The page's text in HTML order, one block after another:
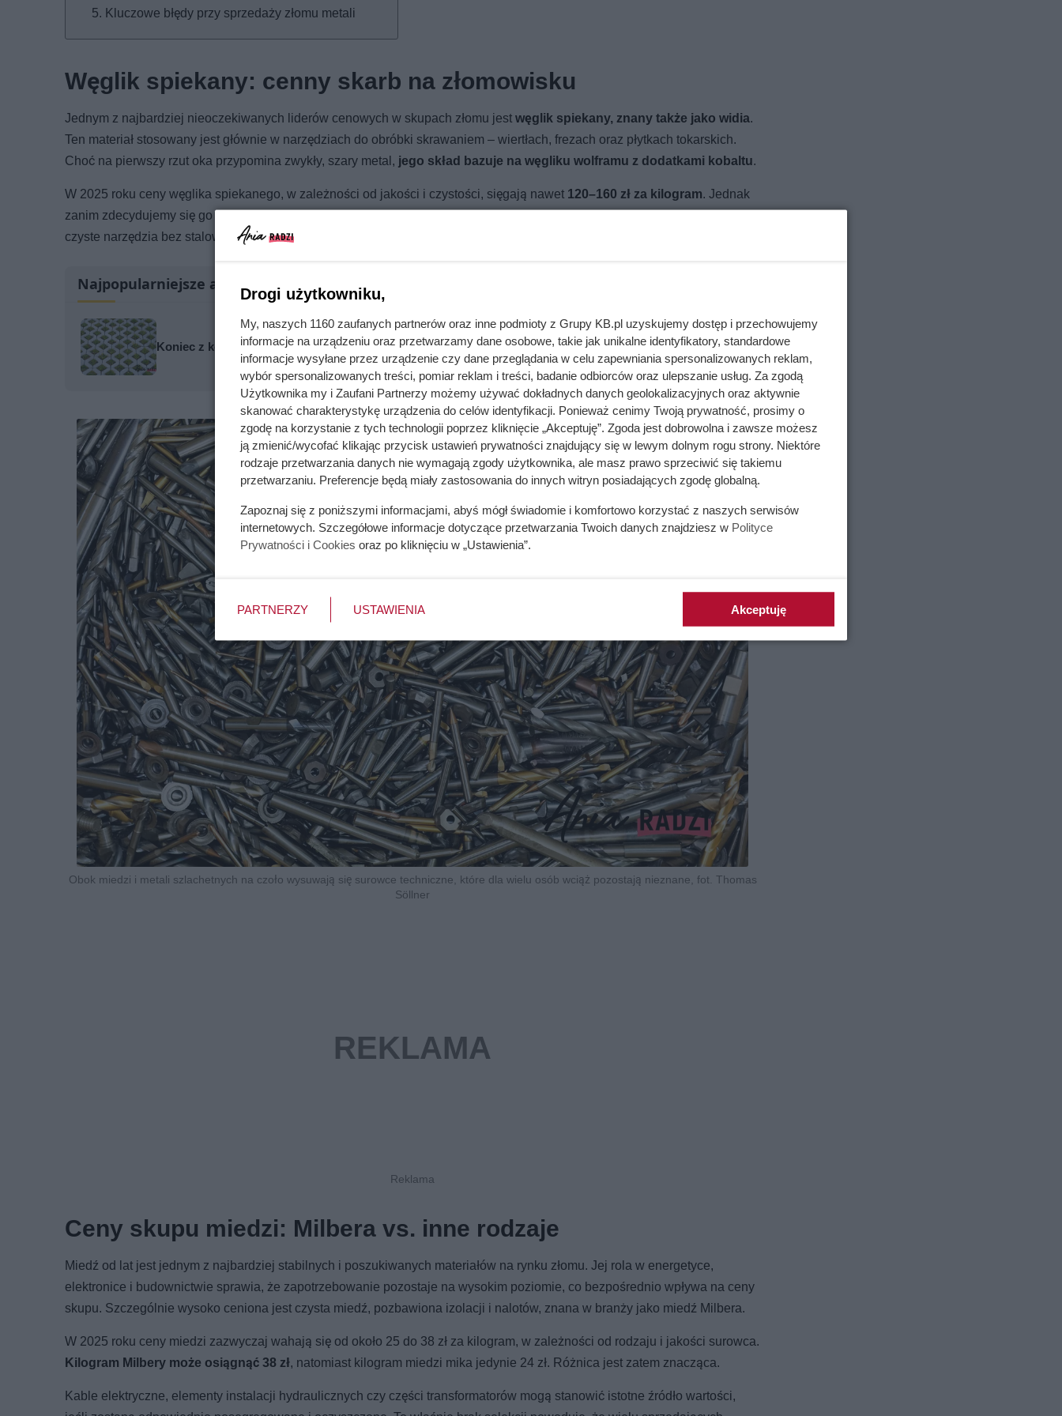
Kluczowe błędy przy sprzedaży złomu metali
Węglik spiekany: cenny skarb na złomowisku
Jednym z najbardziej nieoczekiwanych liderów cenowych w skupach złomu jest węglik spiekany, znany także jako widia.
Ten materiał stosowany jest głównie w narzędziach do obróbki skrawaniem – wiertłach, frezach oraz płytkach tokarskich.
Choć na pierwszy rzut oka przypomina zwykły, szary metal, jego skład bazuje na węgliku wolframu z dodatkami kobaltu.
W 2025 roku ceny węglika spiekanego, w zależności od jakości i czystości, sięgają nawet 120–160 zł za kilogram. Jednak
zanim zdecydujemy się go oddać na złom z nadzieją na korzystną transakcję, warto pamiętać, że jego stan jest istotny –
czyste narzędzia bez stalowych domieszek mają znacznie wyższą wartość niż wyluty czy zabrudzone elementy.
Najpopularniejsze artykuły
Koniec z kostką brukową? Te nawierzchnie robią lepszą robotę
Obok miedzi i metali szlachetnych na czoło wysuwają się surowce techniczne, które dla wielu osób wciąż pozostają nieznane, fot. Thomas
Söllner
Ceny skupu miedzi: Milbera vs. inne rodzaje
Miedź od lat jest jednym z najbardziej stabilnych i poszukiwanych materiałów na rynku złomu. Jej rola w energetyce,
elektronice i budownictwie sprawia, że zapotrzebowanie pozostaje na wysokim poziomie, co bezpośrednio wpływa na ceny
skupu. Szczególnie wysoko ceniona jest czysta miedź, pozbawiona izolacji i nalotów, znana w branży jako miedź Milbera.
W 2025 roku ceny miedzi zazwyczaj wahają się od około 25 do 38 zł za kilogram, w zależności od rodzaju i jakości surowca.
Kilogram Milbery może osiągnąć 38 zł, natomiast kilogram miedzi mika jedynie 24 zł. Różnica jest zatem znacząca.
Kable elektryczne, elementy instalacji hydraulicznych czy części transformatorów mogą stanowić istotne źródło wartości,
Drogi użytkowniku,
My, naszych 1160 zaufanych partnerów oraz inne podmioty z Grupy KB.pl uzyskujemy dostęp i przechowujemy
informacje na urządzeniu oraz przetwarzamy dane osobowe, takie jak unikalne identyfikatory, standardowe
informacje wysyłane przez urządzenie czy dane przeglądania w celu zapewniania spersonalizowanych reklam,
wybór spersonalizowanych treści, pomiar reklam i treści, badanie odbiorców oraz ulepszanie usług. Za zgodą
Użytkownika my i Zaufani Partnerzy możemy używać dokładnych danych geolokalizacyjnych oraz aktywnie
skanować charakterystykę urządzenia do celów identyfikacji. Ponieważ cenimy Twoją prywatność, prosimy o
zgodę na korzystanie z tych technologii poprzez kliknięcie „Akceptuję”. Zgoda jest dobrowolna i zawsze możesz
ją zmienić/wycofać klikając przycisk ustawień prywatności znajdujący się w lewym dolnym rogu strony. Niektóre
rodzaje przetwarzania danych nie wymagają zgody użytkownika, ale masz prawo sprzeciwić się takiemu
przetwarzaniu. Preferencje będą miały zastosowania do innych witryn posiadających zgodę globalną.
Zapoznaj się z poniższymi informacjami, abyś mógł świadomie i komfortowo korzystać z naszych serwisów
internetowych. Szczegółowe informacje dotyczące przetwarzania Twoich danych znajdziesz w Polityce
Prywatności i Cookies oraz po kliknięciu w „Ustawienia”.
PARTNERZY USTAWIENIA Akceptuję